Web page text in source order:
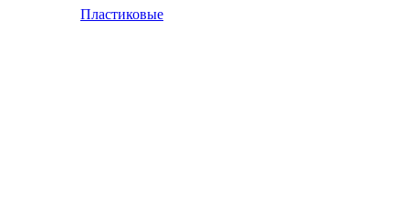
Пластиковые